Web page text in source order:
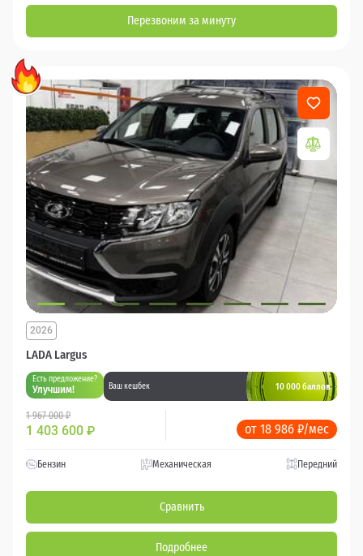
Перезвоним за минуту
LADA Largus
2026
Есть предложение?
Улучшим! Ваш кешбек 10 000 баллов
1 967 000 ₽
1 403 600 ₽ от 18 986 ₽/мес
Бензин Механическая Передний
Сравнить
Подробнее